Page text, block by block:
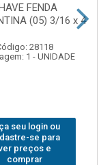
FENDA
(05) 3/16 x 4
28118
1 - UNIDADE
seu login ou
se para
preços e
comprar